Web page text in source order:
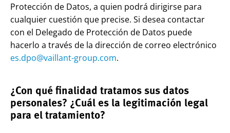
Protección de Datos, a quien podrá dirigirse para
cualquier cuestión que precise. Si desea contactar
con el Delegado de Protección de Datos puede
hacerlo a través de la dirección de correo electrónico
es.dpo@vaillant-group.com.
¿Con qué finalidad tratamos sus datos
personales? ¿Cuál es la legitimación legal
para el tratamiento?